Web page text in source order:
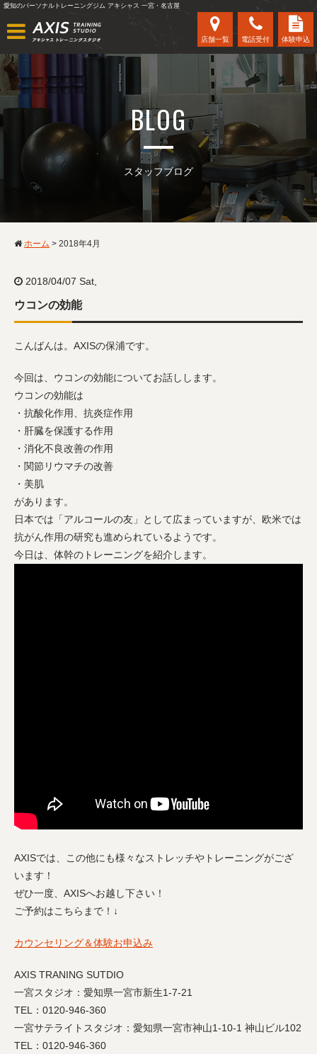
愛知のパーソナルトレーニングジム アキシャス 一宮・名古屋
店舗一覧 電話受付 体験申込
BLOG
スタッフブログ
ホーム > 2018年4月
2018/04/07 Sat,
ウコンの効能
こんばんは。AXISの保浦です。
今回は、ウコンの効能についてお話しします。
ウコンの効能は
・抗酸化作用、抗炎症作用
・肝臓を保護する作用
・消化不良改善の作用
・関節リウマチの改善
・美肌
があります。
日本では「アルコールの友」として広まっていますが、欧米では
抗がん作用の研究も進められているようです。
今日は、体幹のトレーニングを紹介します。
AXISでは、この他にも様々なストレッチやトレーニングがござ
います！
ぜひ一度、AXISへお越し下さい！
ご予約はこちらまで！↓
カウンセリング＆体験お申込み
AXIS TRANING SUTDIO
一宮スタジオ：愛知県一宮市新生1-7-21
TEL：0120-946-360
一宮サテライトスタジオ：愛知県一宮市神山1-10-1 神山ビル102
TEL：0120-946-360